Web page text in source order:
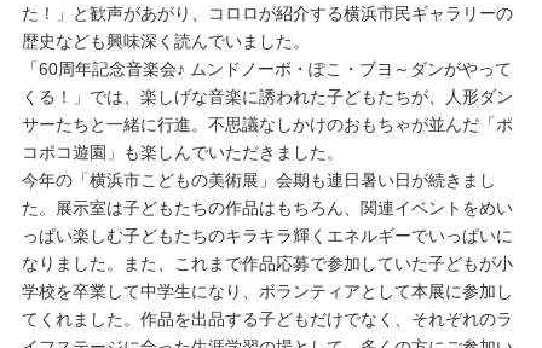
た！」と歓声があがり、コロロが紹介する横浜市民ギャラリーの
歴史なども興味深く読んでいました。
「60周年記念音楽会♪ ムンドノーボ・ぽこ・ブヨ～ダンがやって
くる！」では、楽しげな音楽に誘われた子どもたちが、人形ダン
サーたちと一緒に行進。不思議なしかけのおもちゃが並んだ「ポ
コポコ遊園」も楽しんでいただきました。
今年の「横浜市こどもの美術展」会期も連日暑い日が続きまし
た。展示室は子どもたちの作品はもちろん、関連イベントをめい
っぱい楽しむ子どもたちのキラキラ輝くエネルギーでいっぱいに
なりました。また、これまで作品応募で参加していた子どもが小
学校を卒業して中学生になり、ボランティアとして本展に参加し
てくれました。作品を出品する子どもだけでなく、それぞれのラ